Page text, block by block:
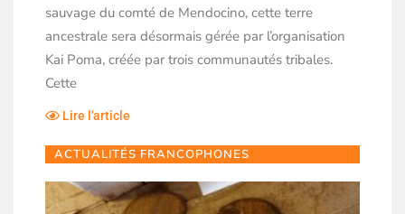
sauvage du comté de Mendocino, cette terre
ancestrale sera désormais gérée par l’organisation
Kai Poma, créée par trois communautés tribales.
Cette
Lire l'article
ACTUALITÉS FRANCOPHONES